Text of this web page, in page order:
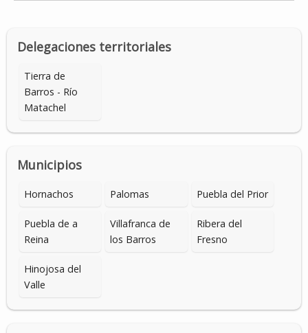
Delegaciones territoriales
Tierra de
Barros - Río
Matachel
Municipios
Hornachos Palomas Puebla del Prior
Puebla de a
Reina
Villafranca de
los Barros
Ribera del
Fresno
Hinojosa del
Valle